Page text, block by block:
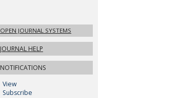
OPEN JOURNAL SYSTEMS
JOURNAL HELP
NOTIFICATIONS
View
Subscribe